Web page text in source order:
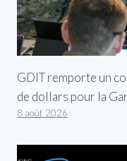
GDIT remporte un
de dollars pour la
8 août 2026